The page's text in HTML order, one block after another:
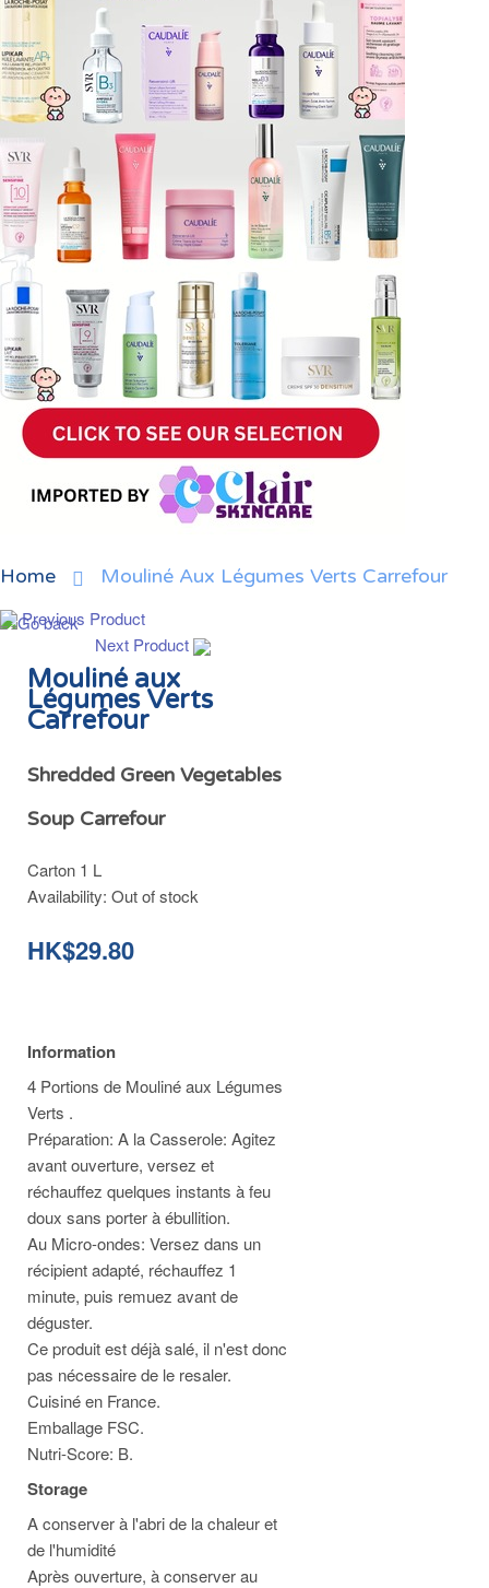
Home Mouliné Aux Légumes Verts Carrefour
Previous Product
Next Product
Mouliné aux
Légumes Verts
Carrefour
Shredded Green Vegetables
Soup Carrefour
Carton 1 L
Availability: Out of stock
HK$29.80
Information
4 Portions de Mouliné aux Légumes
Verts .
Préparation: A la Casserole: Agitez
avant ouverture, versez et
réchauffez quelques instants à feu
doux sans porter à ébullition.
Au Micro-ondes: Versez dans un
récipient adapté, réchauffez 1
minute, puis remuez avant de
déguster.
Ce produit est déjà salé, il n'est donc
pas nécessaire de le resaler.
Cuisiné en France.
Emballage FSC.
Nutri-Score: B.
Storage
A conserver à l'abri de la chaleur et
de l'humidité
Après ouverture, à conserver au